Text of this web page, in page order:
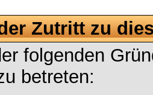
Zutritt zu
folgenden
betreten: